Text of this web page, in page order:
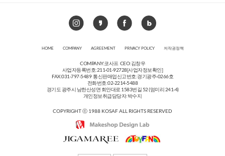
HOME COMPANY AGREEMENT PRIVACY POLICY 저작권정책
COMPANY:코사프 CEO:김창우
사업자등록번호:211-01-92728[사업자정보확인]
FAX:031-797-5489 통신판매업신고번호:경기광주-0266호
전화번호:02-2214-5488
경기도 광주시 남한산성면 회안대로 1583번길 52 (엄미리 241-4)
개인정보취급담당자:박수지
COPYRIGHT ⓒ 1988 KOSAF ALL RIGHTS RESERVED